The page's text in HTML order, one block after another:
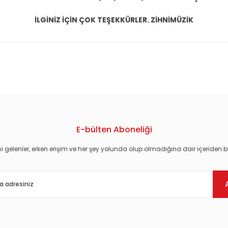
İLGİNİZ İÇİN ÇOK TEŞEKKÜRLER. ZİHNİMÜZİK
E-bülten Aboneliği
gelenler, erken erişim ve her şey yolunda olup olmadığına dair içeriden